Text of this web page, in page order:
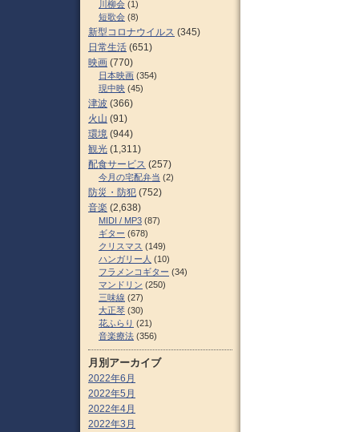
川柳会 (1)
短歌会 (8)
新型コロナウイルス (345)
日常生活 (651)
映画 (770)
日本映画 (354)
現中映 (45)
津波 (366)
火山 (91)
環境 (944)
観光 (1,311)
配食サービス (257)
今月の宅配弁当 (2)
防災・防犯 (752)
音楽 (2,638)
MIDI / MP3 (87)
ギター (678)
クリスマス (149)
ハンガリー人 (10)
フラメンコギター (34)
マンドリン (250)
三味線 (27)
大正琴 (30)
花ふらり (21)
音楽療法 (356)
月別アーカイブ
2022年6月
2022年5月
2022年4月
2022年3月